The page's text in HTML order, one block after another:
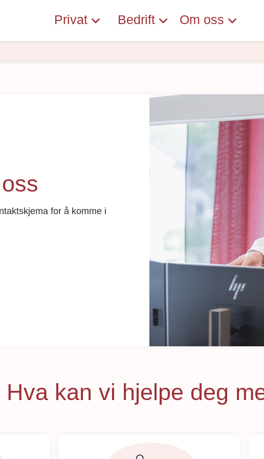
Privat Bedrift Om oss
for å komme i
Hva kan vi hjelpe deg